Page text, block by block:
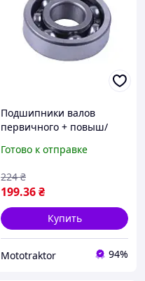
Подшипники валов
первичного + повыш/
AMG
Готово к отправке
199.36₴
224 ₴
Купить
Mototraktor 94%